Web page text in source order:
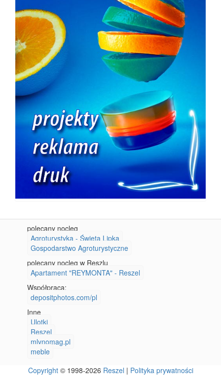
polecany nocleg
Agroturystyka - Święta Lipka
Gospodarstwo Agroturystyczne
polecany nocleg w Reszlu
Apartament "REYMONTA" - Reszel
Współpraca:
depositphotos.com/pl
Inne
Ulotki
Reszel
mlynomag.pl
meble
Copyright© 1998-2026 Reszel | Polityka prywatności